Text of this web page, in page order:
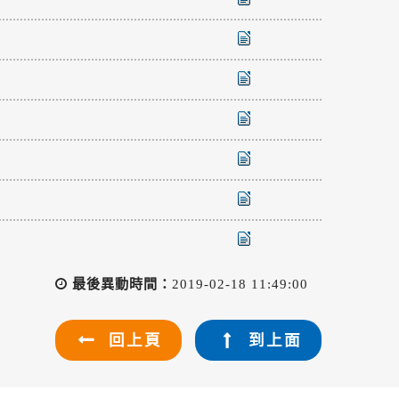
最後異動時間： 2019-02-18 11:49:00
回上頁 到上面